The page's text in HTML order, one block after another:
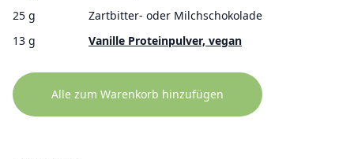
25 g
Zartbitter- oder Milchschokolade
13 g
Vanille Proteinpulver, vegan
Alle zum Warenkorb hinzufügen